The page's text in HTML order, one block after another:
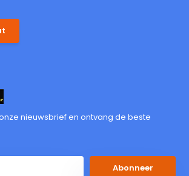
nieuwsbrief en ontvang de beste
Abonneer